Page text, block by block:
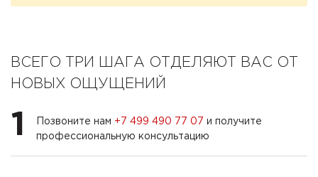
ВСЕГО ТРИ ШАГА ОТДЕЛЯЮТ ВАС ОТ
НОВЫХ ОЩУЩЕНИЙ
1 Позвоните нам +7 499 490 77 07 и получите
профессиональную консультацию